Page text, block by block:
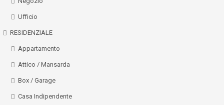
Ufficio
RESIDENZIALE
Appartamento
Attico / Mansarda
Box / Garage
Casa Indipendente